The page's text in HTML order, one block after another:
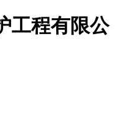
工程有限公